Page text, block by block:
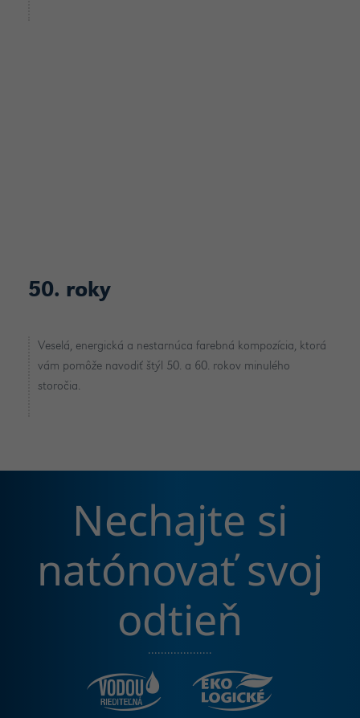
50. roky
Veselá, energická a nestarnúca farebná kompozícia, ktorá
vám pomôže navodiť štýl 50. a 60. rokov minulého
storočia.
Nechajte si
natónovať svoj
odtieň